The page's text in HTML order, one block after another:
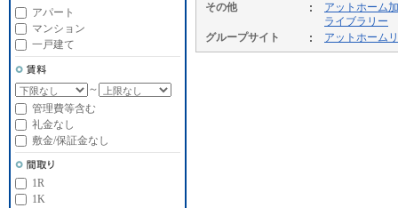
その他
アットホーム
ライブラリー
グループサイト
アットホーム
アパート
マンション
一戸建て
～
管理費等含む
礼金なし
敷金/保証金なし
1R
1K